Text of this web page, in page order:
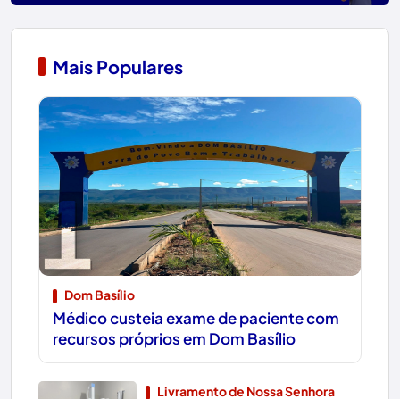
Mais Populares
1
Dom Basílio
Médico custeia exame de paciente com
recursos próprios em Dom Basílio
Livramento de Nossa Senhora